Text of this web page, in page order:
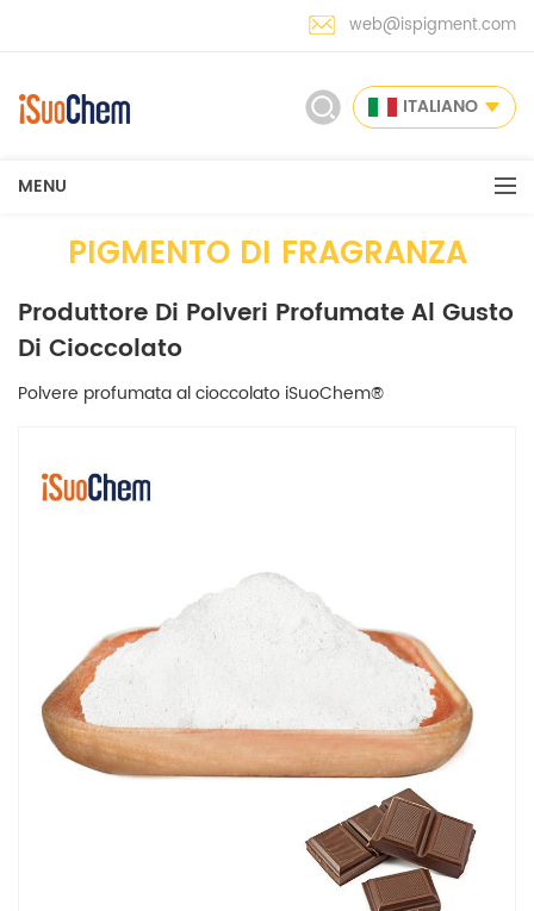
web@ispigment.com
ITALIANO
MENU
PIGMENTO DI FRAGRANZA
Produttore Di Polveri Profumate Al Gusto
Di Cioccolato
Polvere profumata al cioccolato iSuoChem®